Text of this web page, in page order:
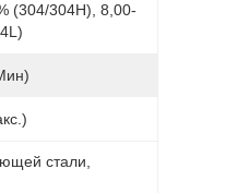
(304/304H), 8,00-
стали